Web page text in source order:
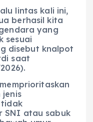
lintas kali ini,
berhasil kita
yang
sesuai
disebut knalpot
saat
tidak
SNI atau sabuk